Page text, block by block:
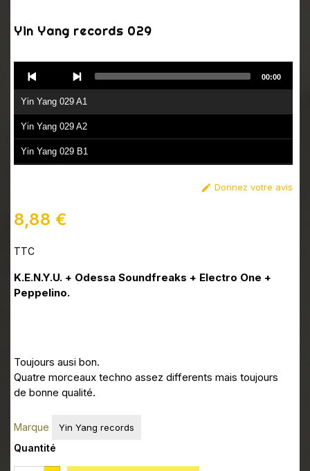
Yin Yang records 029
Player
Yin Yang 029 A1
Yin Yang 029 A2
Yin Yang 029 B1
00:00
 Donnez votre avis
8,88 €
TTC
K.E.N.Y.U. + Odessa Soundfreaks + Electro One +
Peppelino.
Toujours ausi bon.
Quatre morceaux techno assez differents mais toujours
de bonne qualité.
Marque Yin Yang records
Quantité